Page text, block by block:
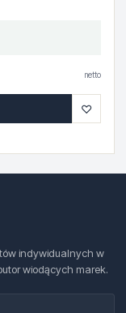
netto
♡
indywidualnych w
wiodących marek.